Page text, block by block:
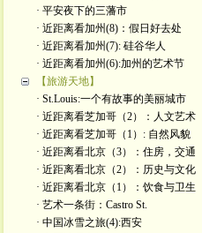
· 平安夜下的三藩市
· 近距离看加州(8)：假日好去处
· 近距离看加州(7): 硅谷华人
· 近距离看加州(6):加州的艺术节
【旅游天地】
· St.Louis:一个有故事的美丽城市
· 近距离看芝加哥（2）：人文艺术
· 近距离看芝加哥（1）: 自然风貌
· 近距离看北京（3）：住房，交通
· 近距离看北京（2）：历史与文化
· 近距离看北京（1）：饮食与卫生
· 艺术一条街：Castro St.
· 中国冰雪之旅(4):西安